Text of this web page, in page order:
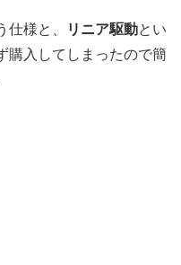
仕様と、 リニア駆動とい
購入してしまったので簡